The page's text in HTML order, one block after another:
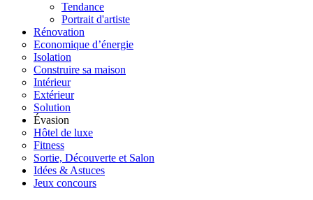
Tendance
Portrait d'artiste
Rénovation
Economique d’énergie
Isolation
Construire sa maison
Intérieur
Extérieur
Solution
Évasion
Hôtel de luxe
Fitness
Sortie, Découverte et Salon
Idées & Astuces
Jeux concours